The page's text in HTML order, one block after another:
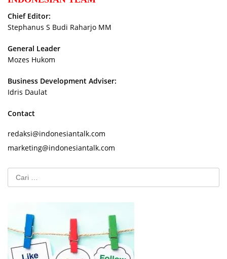
Chief Editor:
Stephanus S Budi Raharjo MM
General Leader
Mozes Hukom
Business Development Adviser:
Idris Daulat
Contact
redaksi@indonesiantalk.com
marketing@indonesiantalk.com
Cari
untuk: